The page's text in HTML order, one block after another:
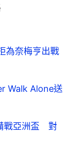
為奈梅亨出戰
Walk Alone送
戰亞洲盃 對